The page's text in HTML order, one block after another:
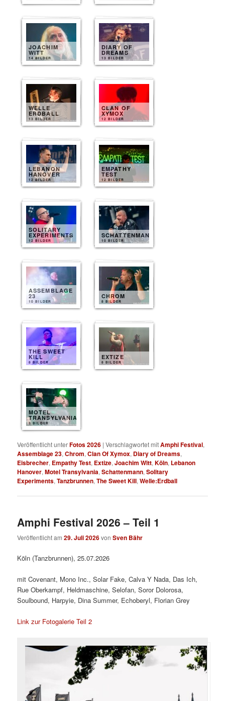
JOACHIM
WITT
14 BILDER
DIARY OF
DREAMS
13 BILDER
WELLE
ERDBALL
13 BILDER
CLAN OF
XYMOX
12 BILDER
LEBANON
HANOVER
12 BILDER
EMPATHY
TEST
12 BILDER
SOLITARY
EXPERIMENTS
12 BILDER
SCHATTENMANN
10 BILDER
ASSEMBLAGE
23
10 BILDER
CHROM
8 BILDER
THE SWEET
KILL
8 BILDER
EXTIZE
8 BILDER
MOTEL
TRANSYLVANIA
8 BILDER
Veröffentlicht unterFotos 2026 |Verschlagwortet mitAmphi Festival,
Assemblage 23,Chrom,Clan Of Xymox, Diary of Dreams,
Eisbrecher, Empathy Test, Extize,Joachim Witt,Köln, Lebanon
Hanover,Motel Transylvania,Schattenmann,Solitary
Experiments,Tanzbrunnen,The Sweet Kill,Welle:Erdball
Amphi Festival 2026 – Teil 1
Veröffentlicht am29. Juli 2026vonSven Bähr
Köln (Tanzbrunnen), 25.07.2026
mit Covenant, Mono Inc., Solar Fake, Calva Y Nada, Das Ich,
Rue Oberkampf, Heldmaschine, Selofan, Soror Dolorosa,
Soulbound, Harpyie, Dina Summer, Echoberyl, Florian Grey
Link zur Fotogalerie Teil 2